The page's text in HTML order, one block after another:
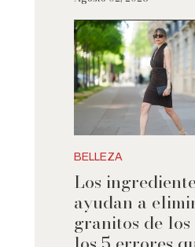
BELLEZA
Los
ayudan a
granitos de